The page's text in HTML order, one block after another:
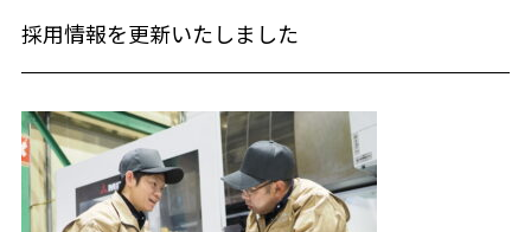
採用情報を更新いたしました